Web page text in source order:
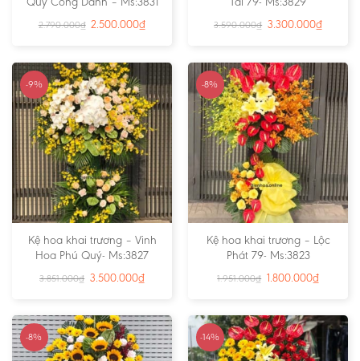
2.790.000₫ 2.500.000₫ 3.590.000₫ 3.300.000₫
-9%
Kệ hoa khai trương – Vinh
Hoa Phú Quý- Ms:3827
3.851.000₫ 3.500.000₫
-8%
Kệ hoa khai trương – Lộc
Phát 79- Ms:3823
1.951.000₫ 1.800.000₫
-8% -14%